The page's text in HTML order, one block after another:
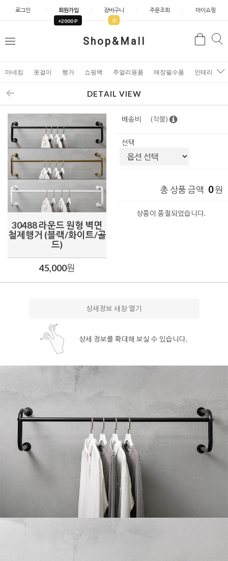
로그인 회원가입
+2000 P
장바구니
0
주문조회 마이쇼핑
Shop&Mall
메
검
마네킹 옷걸이 행거 쇼핑백 주얼리용품 매장필수품 인테리어소
DETAIL VIEW
30488 라운드 원형 벽면
철제행거 (블랙/화이트/골
드)
45,000원
배송비 (착불)
선택
총 상품 금액 0원
상품이 품절되었습니다.
상세정보 새창 열기
상세 정보를 확대해 보실 수 있습니다.